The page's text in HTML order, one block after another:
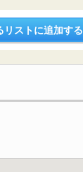
リストに追加する